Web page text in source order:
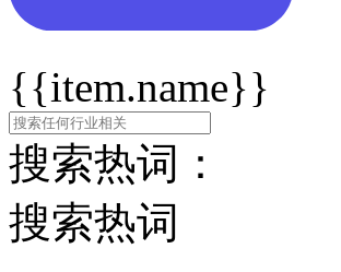
{{item.name}}
搜索热词：
搜索热词